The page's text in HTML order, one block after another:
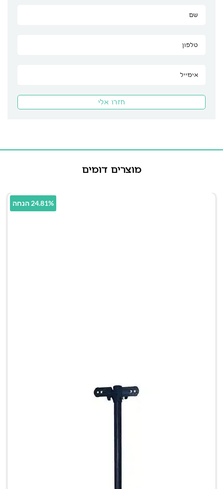
מוצרים דומים
24.81% הנחה